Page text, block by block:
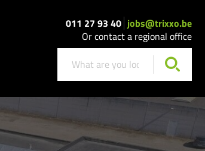
011 27 93 40 jobs@trixxo.be
Or contact a regional office